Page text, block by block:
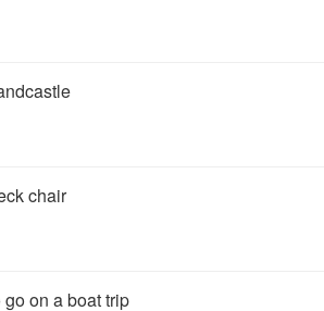
chair
go on a boat trip